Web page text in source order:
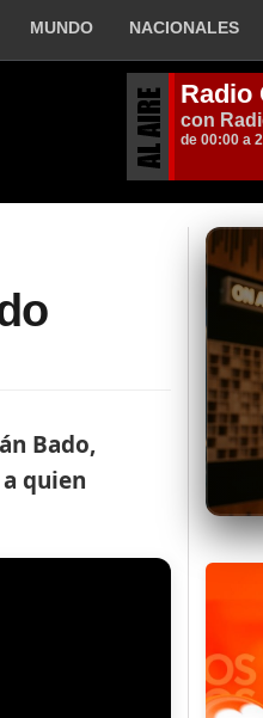
MUNDO NACIONALES
Bado,
quien